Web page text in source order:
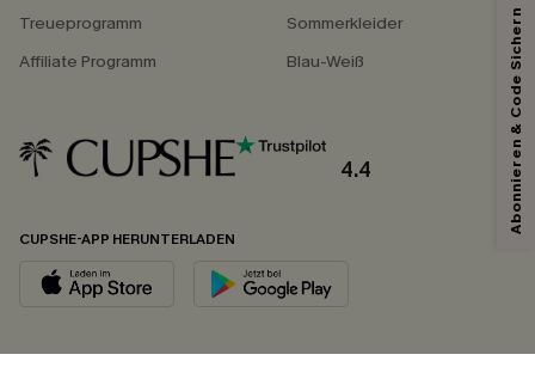
Treueprogramm
Affiliate Programm
Sommerkleider
Blau-Weiß
4.4
CUPSHE-APP HERUNTERLADEN
Abonnieren & Code Sichern